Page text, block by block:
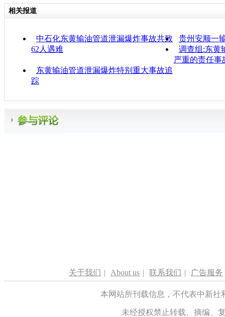
相关报道
中石化东黄输油管道泄漏爆炸事故共致
62人遇难
贵州安顺一
调查组:东黄
严重的责任事
东黄输油管道泄漏爆炸特别重大事故追
踪
关于我们 | About us | 联系我们 | 广告服务
本网站所刊载信息，不代表中新
未经授权禁止转载、摘编、